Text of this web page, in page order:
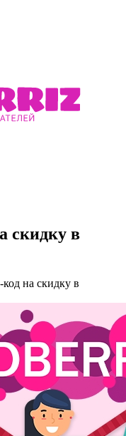
скидку в
на скидку в